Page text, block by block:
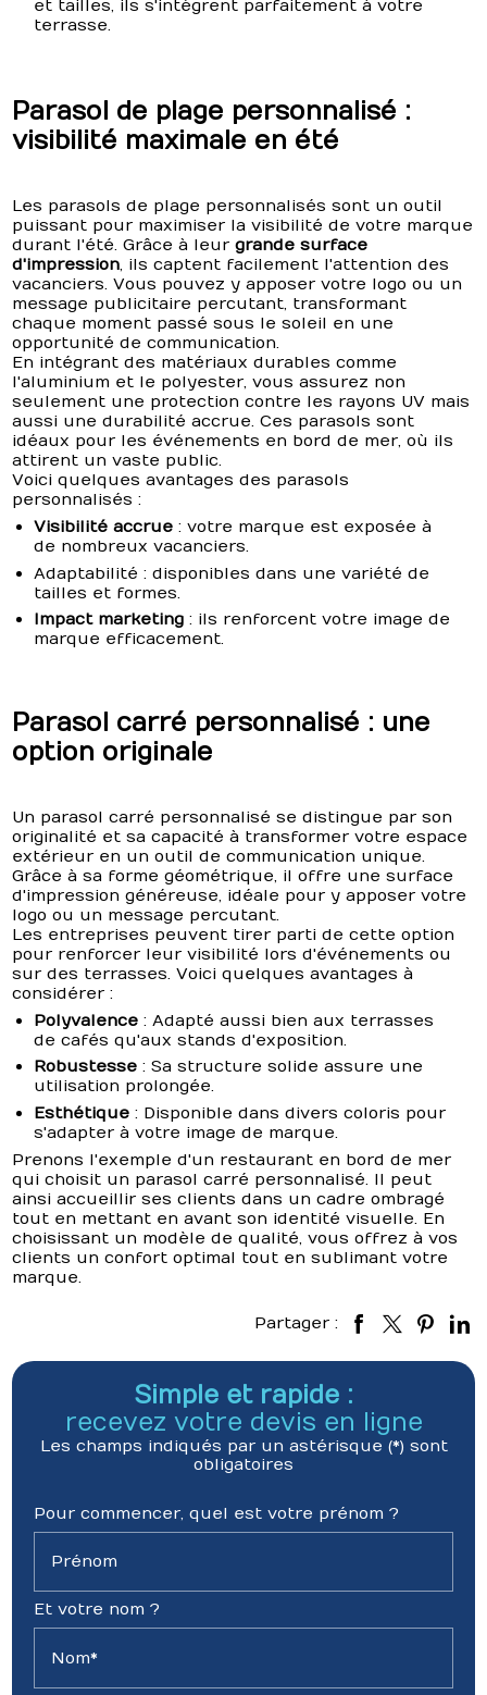
et tailles, ils s'intègrent parfaitement à votre
terrasse.
Parasol de plage personnalisé :
visibilité maximale en été
Les parasols de plage personnalisés sont un outil
puissant pour maximiser la visibilité de votre marque
durant l'été. Grâce à leurgrande surface
d'impression, ils captent facilement l'attention des
vacanciers. Vous pouvez y apposer votre logo ou un
message publicitaire percutant, transformant
chaque moment passé sous le soleil en une
opportunité de communication.
En intégrant des matériaux durables comme
l'aluminium et le polyester, vous assurez non
seulement une protection contre les rayons UV mais
aussi une durabilité accrue. Ces parasols sont
idéaux pour les événements en bord de mer, où ils
attirent un vaste public.
Voici quelques avantages des parasols
personnalisés :
Visibilité accrue : votre marque est exposée à
de nombreux vacanciers.
Adaptabilité : disponibles dans une variété de
tailles et formes.
Impact marketing : ils renforcent votre image de
marque efficacement.
Parasol carré personnalisé : une
option originale
Un parasol carré personnalisé se distingue par son
originalité et sa capacité à transformer votre espace
extérieur en un outil de communication unique.
Grâce à sa forme géométrique, il offre une surface
d'impression généreuse, idéale pour y apposer votre
logo ou un message percutant.
Les entreprises peuvent tirer parti de cette option
pour renforcer leur visibilité lors d'événements ou
sur des terrasses. Voici quelques avantages à
considérer :
Polyvalence : Adapté aussi bien aux terrasses
de cafés qu'aux stands d'exposition.
Robustesse : Sa structure solide assure une
utilisation prolongée.
Esthétique : Disponible dans divers coloris pour
s'adapter à votre image de marque.
Prenons l'exemple d'un restaurant en bord de mer
qui choisit un parasol carré personnalisé. Il peut
ainsi accueillir ses clients dans un cadre ombragé
tout en mettant en avant son identité visuelle. En
choisissant un modèle de qualité, vous offrez à vos
clients un confort optimal tout en sublimant votre
marque.
Partager :
Simple et rapide :
recevez votre devis en ligne
Les champs indiqués par un astérisque (*) sont
obligatoires
Pour commencer, quel est votre prénom ?
Prénom
Et votre nom ?
Nom*